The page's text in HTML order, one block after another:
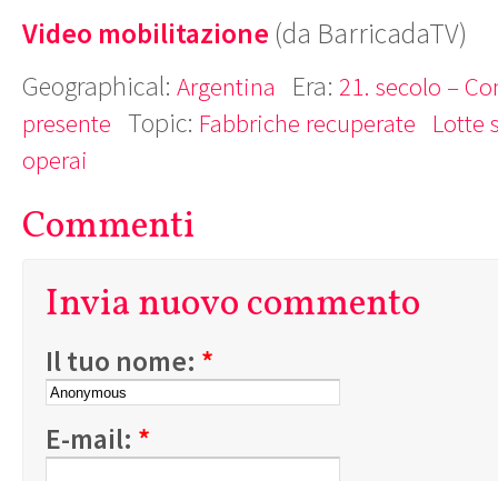
Video mobilitazione (da BarricadaTV)
Geographical: Argentina Era: 21. secolo –
presente Topic: Fabbriche recuperate Lotte
operai
Commenti
Invia nuovo commento
Il tuo nome: *
E-mail: *